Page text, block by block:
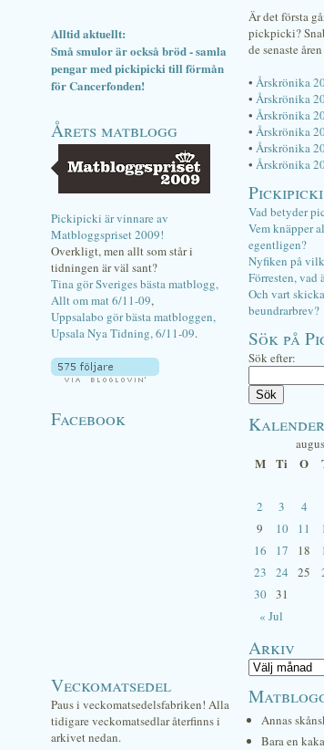
Alltid aktuellt:
Små smulor är också bröd - samla
pengar med pickipicki till förmån
för Cancerfonden!
Årets matblogg
Pickipicki är vinnare av
Matbloggspriset 2009!
Overkligt, men allt som står i
tidningen är väl sant?
Tina gör Sveriges bästa matblogg,
Allt om mat 6/11-09,
Uppsalabo gör bästa matbloggen,
Upsala Nya Tidning, 6/11-09.
Facebook
Veckomatsedel
Paus i veckomatsedelsfabriken! Alla
tidigare veckomatsedlar återfinns i
arkivet nedan.
Är det första
pickpicki?
de senaste
• Årskrönika
• Årskrönika
• Årskrönika
• Årskrönika
• Årskrönika
• Årskrönika
Vad betyder
Vem knäpper
egentligen?
Nyfiken på
Förresten, vad
Och vart
beundrarbrev?
Sök på
Sök efter:
Kalender
M Ti O
« Jul
2
3 4
9
10 11
16
17 18
23
24 25
30 31
Arkiv
Annas
Bara en